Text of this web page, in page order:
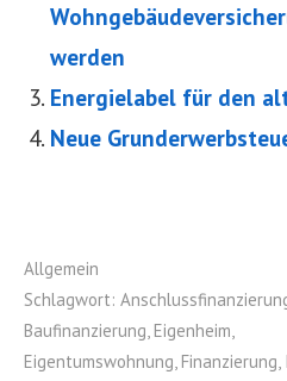
werden
Energielabel für den
Neue
Allgemein
Schlagwort:
Baufinanzierung, Eigenheim,
Eigentumswohnung, Finanzierung,